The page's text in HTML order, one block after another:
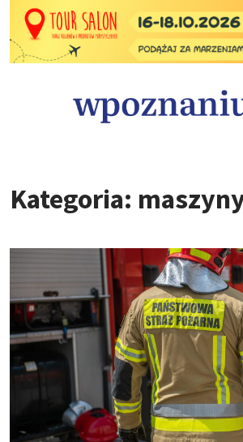
Kategoria: